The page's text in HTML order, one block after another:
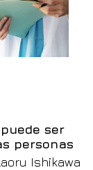
ser
personas
Ishikawa